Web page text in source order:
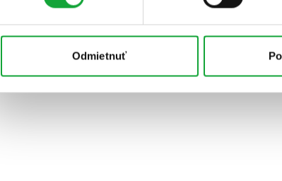
Odmietnuť